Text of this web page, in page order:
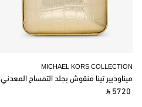
MICHAEL KORS COLLECTION
ميناوديير تينا منقوش بجلد التمساح المعدني
‎ ⃁ 5720 ‎